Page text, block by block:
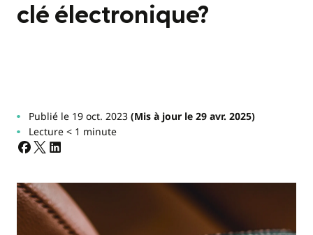
clé électronique?
Publié le 19 oct. 2023(Mis à jour le 29 avr. 2025)
Lecture < 1 minute